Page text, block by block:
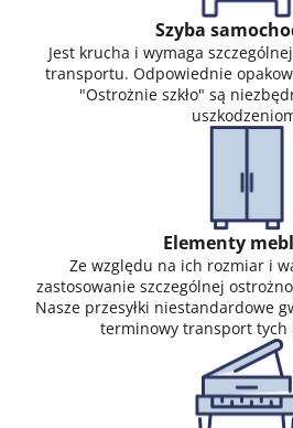
Szyba
Jest krucha i wymaga
transportu. Odpowiednie
"Ostrożnie szkło" są
Elementy
Ze względu na ich rozmiar i
zastosowanie szczególnej
Nasze przesyłki niestandardowe
terminowy transport tych